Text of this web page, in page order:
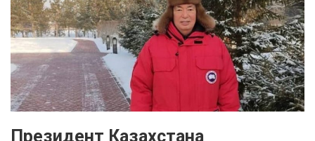
Президент Казахстана